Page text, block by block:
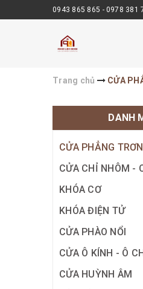
0943 865 865 - 0978 381
Trang chủ CỬA
DANH
CỬA PHẲNG TRƠN
CỬA CHỈ NHÔM -
KHÓA CƠ
KHÓA ĐIỆN TỬ
CỬA PHÀO NỔI
CỬA Ô KÍNH - Ô
CỬA HUỲNH ÂM